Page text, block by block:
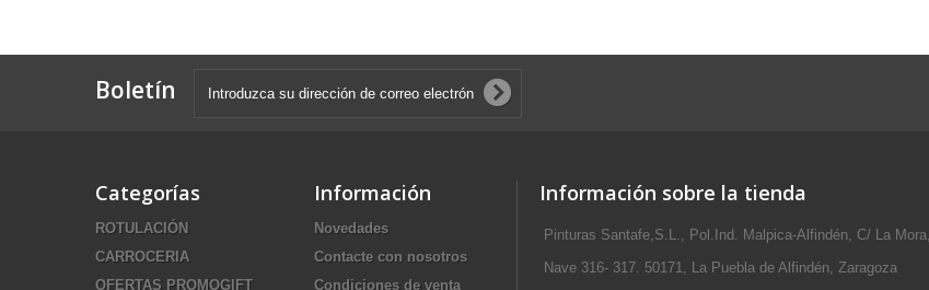
Boletín
Categorías
ROTULACIÓN
CARROCERIA
OFERTAS PROMOGIFT
Información
Novedades
Contacte con nosotros
Condiciones de venta
Información sobre la tienda
Pinturas Santafe,S.L., Pol.Ind. Malpica-Alfindén, C/ La Mora,
Nave 316- 317. 50171, La Puebla de Alfindén, Zaragoza